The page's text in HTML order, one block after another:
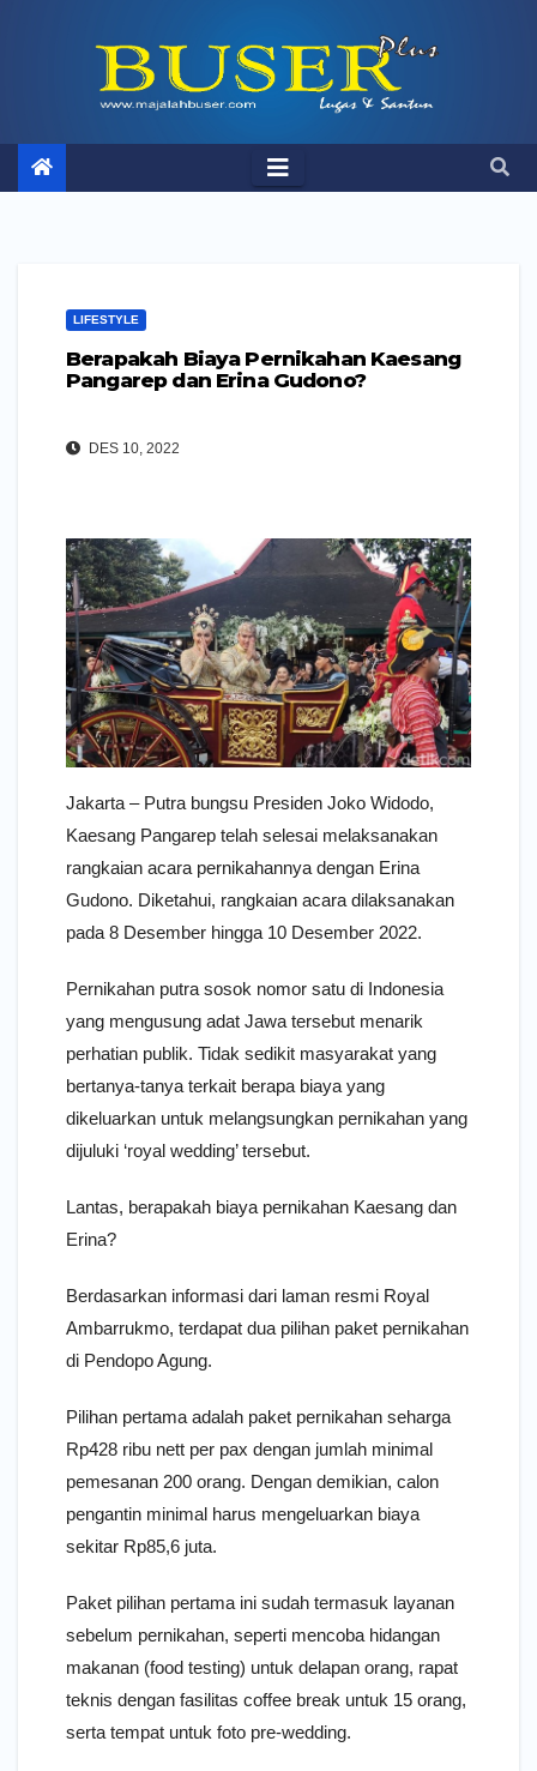
LIFESTYLE
Berapakah Biaya Pernikahan Kaesang
Pangarep dan Erina Gudono?
DES 10, 2022
Jakarta – Putra bungsu Presiden Joko Widodo,
Kaesang Pangarep telah selesai melaksanakan
rangkaian acara pernikahannya dengan Erina
Gudono. Diketahui, rangkaian acara dilaksanakan
pada 8 Desember hingga 10 Desember 2022.
Pernikahan putra sosok nomor satu di Indonesia
yang mengusung adat Jawa tersebut menarik
perhatian publik. Tidak sedikit masyarakat yang
bertanya-tanya terkait berapa biaya yang
dikeluarkan untuk melangsungkan pernikahan yang
dijuluki ‘royal wedding’ tersebut.
Lantas, berapakah biaya pernikahan Kaesang dan
Erina?
Berdasarkan informasi dari laman resmi Royal
Ambarrukmo, terdapat dua pilihan paket pernikahan
di Pendopo Agung.
Pilihan pertama adalah paket pernikahan seharga
Rp428 ribu nett per pax dengan jumlah minimal
pemesanan 200 orang. Dengan demikian, calon
pengantin minimal harus mengeluarkan biaya
sekitar Rp85,6 juta.
Paket pilihan pertama ini sudah termasuk layanan
sebelum pernikahan, seperti mencoba hidangan
makanan (food testing) untuk delapan orang, rapat
teknis dengan fasilitas coffee break untuk 15 orang,
serta tempat untuk foto pre-wedding.